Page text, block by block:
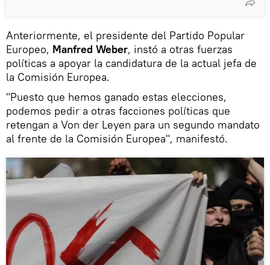
Anteriormente, el presidente del Partido Popular
Europeo, Manfred Weber, instó a otras fuerzas
políticas a apoyar la candidatura de la actual jefa de
la Comisión Europea.
"Puesto que hemos ganado estas elecciones,
podemos pedir a otras facciones políticas que
retengan a Von der Leyen para un segundo mandato
al frente de la Comisión Europea", manifestó.